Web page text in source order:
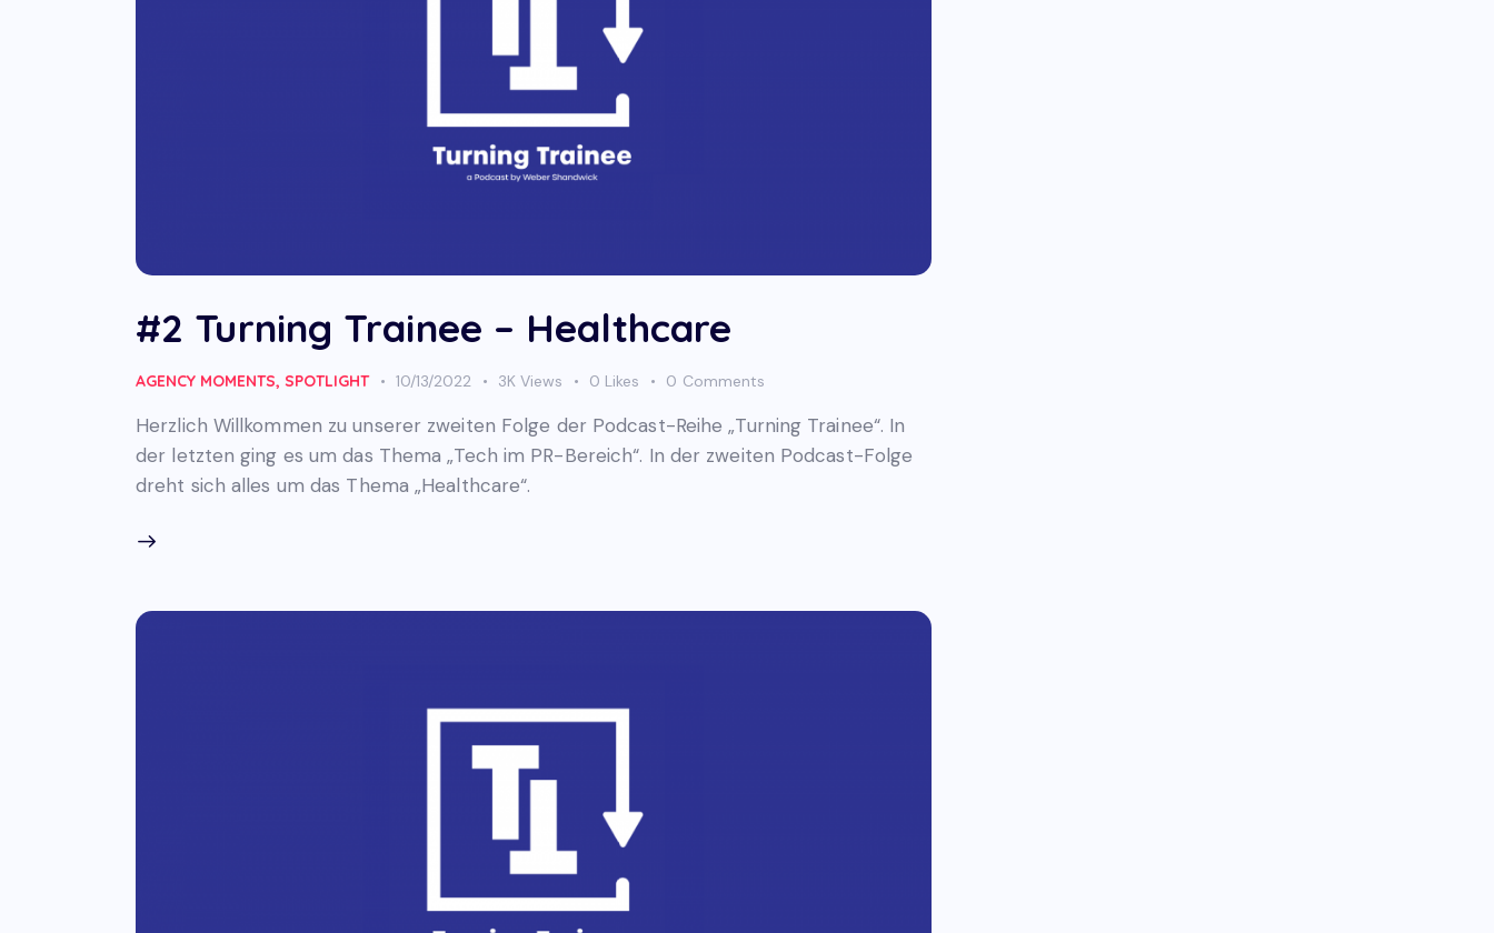
#2 Turning Trainee – Healthcare
AGENCY MOMENTS, SPOTLIGHT 10/13/2022 3K Views 0 Likes 0 Comments
Herzlich Willkommen zu unserer zweiten Folge der Podcast-Reihe „Turning Trainee“. In
der letzten ging es um das Thema „Tech im PR-Bereich“. In der zweiten Podcast-Folge
dreht sich alles um das Thema „Healthcare“.